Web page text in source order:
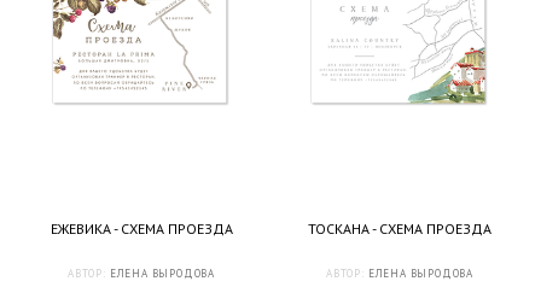
ЕЖЕВИКА - СХЕМА ПРОЕЗДА
АВТОР: ЕЛЕНА ВЫРОДОВА
ТОСКАНА - СХЕМА ПРОЕЗДА
АВТОР: ЕЛЕНА ВЫРОДОВА